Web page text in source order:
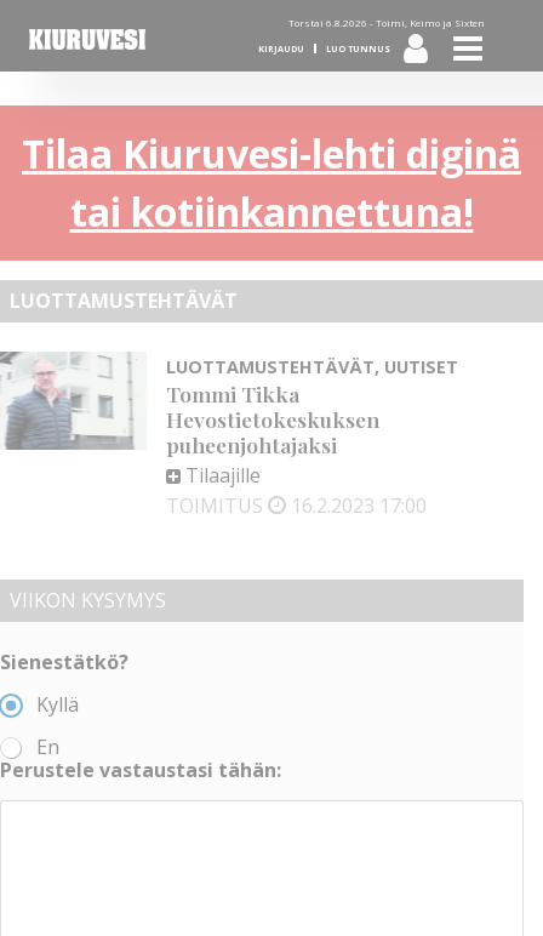
Torstai 6.8.2026 - Toimi, Keimo ja Sixten
KIRJAUDU LUO TUNNUS
Tilaa Kiuruvesi-lehti diginä
tai kotiinkannettuna!
LUOTTAMUSTEHTÄVÄT
LUOTTAMUSTEHTÄVÄT, UUTISET
Tommi Tikka
Hevostietokeskuksen
puheenjohtajaksi
Tilaajille
TOIMITUS
16.2.2023 17:00
VIIKON KYSYMYS
Sienestätkö?
Kyllä
En
Perustele vastaustasi tähän: